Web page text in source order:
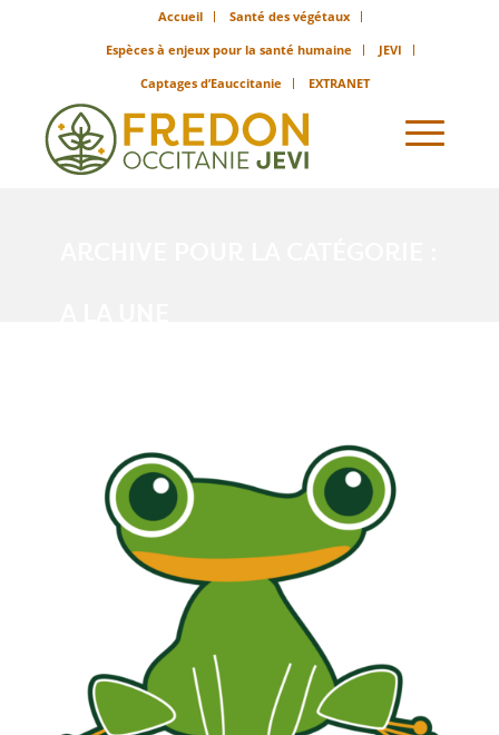
Accueil
Santé des végétaux
Espèces à enjeux pour la santé humaine
JEVI
Captages d’Eauccitanie
EXTRANET